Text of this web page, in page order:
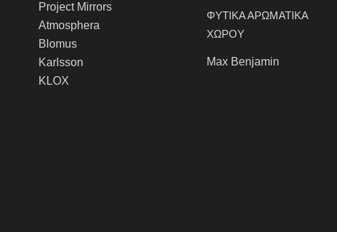
Project Mirrors
Atmosphera
Blomus
Karlsson
KLOX
ΦΥΤΙΚΑ ΑΡΩΜΑΤΙΚΑ
ΧΩΡΟΥ
Max Benjamin